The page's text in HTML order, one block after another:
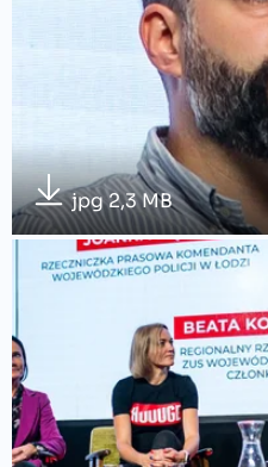
jpg 2,3 MB